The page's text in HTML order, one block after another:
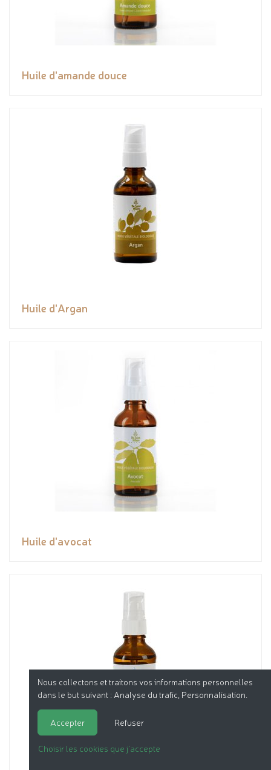
Huile d'amande douce
Huile d'Argan
Huile d'avocat
Nous collectons et traitons vos informations personnelles
dans le but suivant : Analyse du trafic, Personnalisation
Accepter Refuser
Choisir les cookies que j'accepte